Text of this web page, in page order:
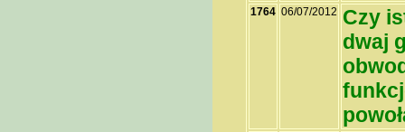
1764 06/07/2012 Czy
dwaj